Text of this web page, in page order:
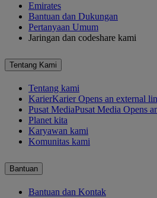
Emirates
Bantuan dan Dukungan
Pertanyaan Umum
Jaringan dan codeshare kami
Tentang Kami
Tentang kami
KarierKarier Opens an external
Pusat MediaPusat Media Opens
Planet kita
Karyawan kami
Komunitas kami
Bantuan
Bantuan dan Kontak